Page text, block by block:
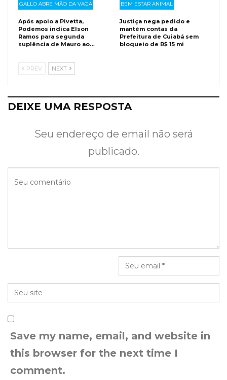
GALLO ABRE MÃO DA VAGA
Após apoio a Pivetta,
Podemos indica Elson
Ramos para segunda
suplência de Mauro ao…
BEM ESTAR ANIMAL
Justiça nega pedido e
mantém contas da
Prefeitura de Cuiabá sem
bloqueio de R$ 15 mi
PREV NEXT
DEIXE UMA RESPOSTA
Seu endereço de email não será
publicado.
Save my name, email, and website in
this browser for the next time I
comment.